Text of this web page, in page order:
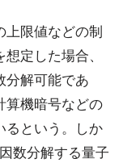
限値などの制
定した場合、
分解可能であ
算機暗号などの
るという。しか
数分解する量子